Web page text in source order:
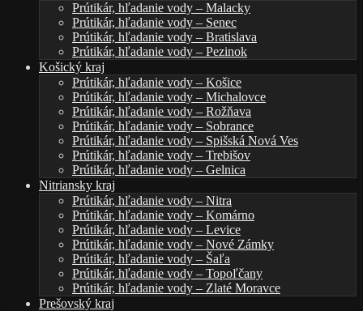
Prútikár, hľadanie vody – Malacky
Prútikár, hľadanie vody – Senec
Prútikár, hľadanie vody – Bratislava
Prútikár, hľadanie vody – Pezinok
Košický kraj
Prútikár, hľadanie vody – Košice
Prútikár, hľadanie vody – Michalovce
Prútikár, hľadanie vody – Rožňava
Prútikár, hľadanie vody – Sobrance
Prútikár, hľadanie vody – Spišská Nová Ves
Prútikár, hľadanie vody – Trebišov
Prútikár, hľadanie vody – Gelnica
Nitriansky kraj
Prútikár, hľadanie vody – Nitra
Prútikár, hľadanie vody – Komárno
Prútikár, hľadanie vody – Levice
Prútikár, hľadanie vody – Nové Zámky
Prútikár, hľadanie vody – Šaľa
Prútikár, hľadanie vody – Topoľčany
Prútikár, hľadanie vody – Zlaté Moravce
Prešovský kraj